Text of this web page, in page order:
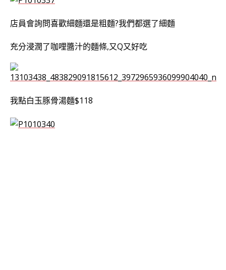
店員會詢問喜歡細麵還是粗麵?我們都選了細麵
充分浸潤了咖哩醬汁的麵條,又Q又好吃
我點白玉豚骨湯麵$118